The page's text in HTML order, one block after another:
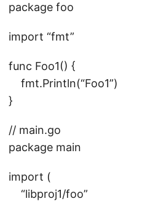
package foo
import “fmt”
func Foo1() {
fmt.Println(“Foo1”)
}
// main.go
package main
import (
“libproj1/foo”